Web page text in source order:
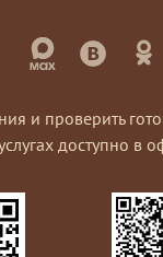
и проверить
доступно